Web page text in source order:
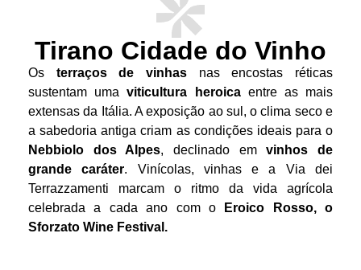
Tirano Cidade do Vinho
Os terraços de vinhas nas encostas réticas
sustentam umaviticultura heroicaentre as mais
extensas da Itália. A exposição ao sul, o clima seco e
a sabedoria antiga criam as condições ideais para o
Nebbiolo dos Alpes, declinado emvinhos de
grande caráter. Vinícolas, vinhas e a Via dei
Terrazzamenti marcam o ritmo da vida agrícola
celebrada a cada ano com o
Eroico Rosso, o
Sforzato Wine Festival.